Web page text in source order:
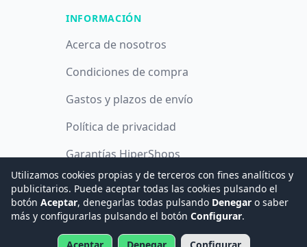
INFORMACIÓN
Acerca de nosotros
Condiciones de compra
Gastos y plazos de envío
Política de privacidad
Garantías HiperShops
Política de cookies
© 2008 -2026Hogar Digital e Inmótica Ingenieros, S.L.
Utilizamos cookies propias y de terceros con fines analíticos y
publicitarios. Puede aceptar todas las cookies pulsando el
botón Aceptar, denegarlas todas pulsando Denegar o saber
más y configurarlas pulsando el botón Configurar.